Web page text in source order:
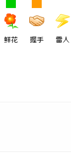
鲜花 握手 雷人